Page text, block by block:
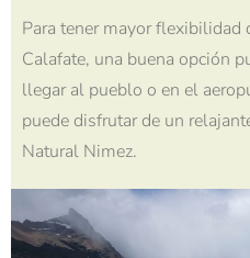
Para tener mayor flexibilidad
Calafate, una buena opción
llegar al pueblo o en el
puede disfrutar de un
Natural Nimez.